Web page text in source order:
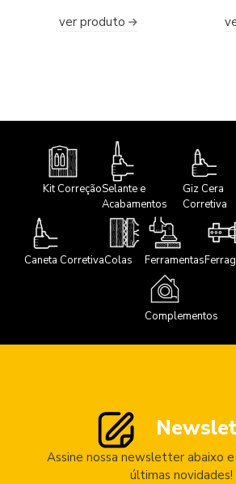
ver produto
Kit CorreçãoSelante e
Acabamentos
Giz Cera
Corretiva
Caneta CorretivaColas Ferramentas
Complementos
Assine nossa newsletter abaixo e
últimas novidades!